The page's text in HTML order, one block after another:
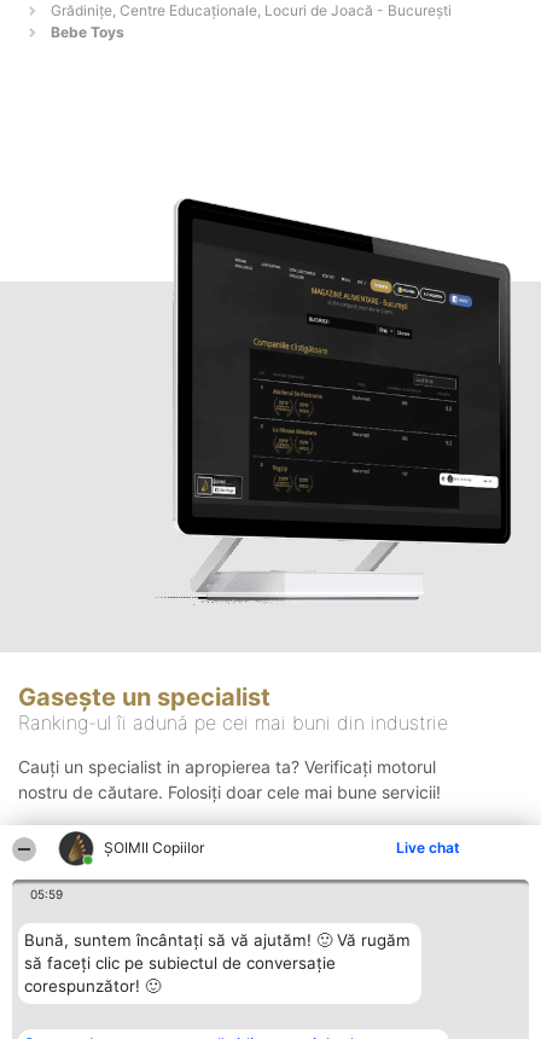
ȘOIMII Copiilor Live chat
05:59
Bună, suntem încântați să vă ajutăm! 🙂 Vă rugăm
să faceți clic pe subiectul de conversație
corespunzător! 🙂
Grădinițe, Centre Educaționale, Locuri de Joacă - Bucureşti
Bebe Toys
Gasește un specialist
Ranking-ul îi adună pe cei mai buni din industrie
Cauți un specialist in apropierea ta? Verificați motorul
nostru de căutare. Folosiți doar cele mai bune servicii!